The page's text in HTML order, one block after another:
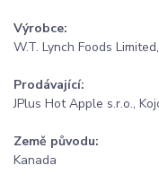
Výrobce:
W.T. Lynch Foods
Prodávající:
JPlus Hot Apple s.r.o.,
Země původu:
Kanada